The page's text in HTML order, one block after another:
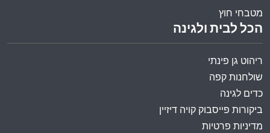
הכל לבית ולגינה
ריהוט גן פינתי
שולחנות קפה
כדים לגינה
ביקורות פייסבוק קויה דיזיין
מדיניות פרטיות
מטבחי חוץ